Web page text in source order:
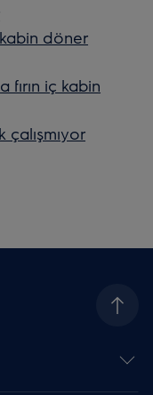
döner
fırın iç kabin
çalışmıyor